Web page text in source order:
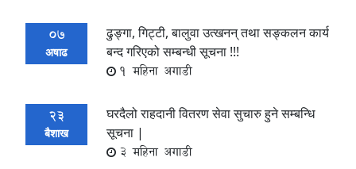
07
अषाढ
ढुङ्गा, गिट्टी, बालुवा उत्खनन् तथा सङ्कलन कार्य
बन्द गरिएको सम्बन्धी सूचना !!!
1 महिना अगाडी
23
बैशाख
घरदैलो राहदानी वितरण सेवा सुचारु हुने सम्बन्धि
सूचना |
3 महिना अगाडी